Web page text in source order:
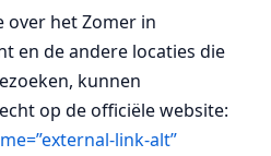
het Zomer in
en de andere locaties die
kunnen
op de officiële website:
link-alt”